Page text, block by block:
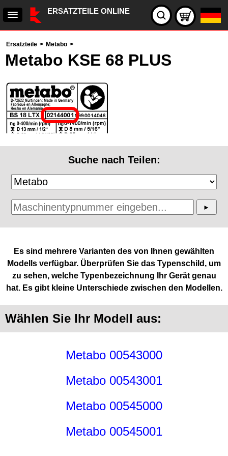
ERSATZTEILE ONLINE
Ersatzteile > Metabo >
Metabo KSE 68 PLUS
Suche nach Teilen:
Es sind mehrere Varianten des von Ihnen gewählten
Modells verfügbar. Überprüfen Sie das Typenschild, um
zu sehen, welche Typenbezeichnung Ihr Gerät genau
hat. Es gibt kleine Unterschiede zwischen den Modellen.
Wählen Sie Ihr Modell aus:
Metabo 00543000
Metabo 00543001
Metabo 00545000
Metabo 00545001